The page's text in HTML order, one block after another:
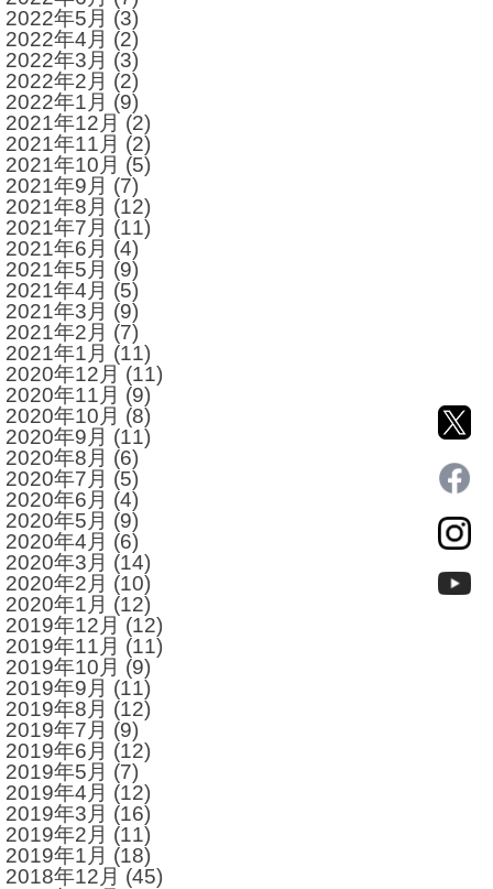
2022年5月 (3)
2022年4月 (2)
2022年3月 (3)
2022年2月 (2)
2022年1月 (9)
2021年12月 (2)
2021年11月 (2)
2021年10月 (5)
2021年9月 (7)
2021年8月 (12)
2021年7月 (11)
2021年6月 (4)
2021年5月 (9)
2021年4月 (5)
2021年3月 (9)
2021年2月 (7)
2021年1月 (11)
2020年12月 (11)
2020年11月 (9)
2020年10月 (8)
2020年9月 (11)
2020年8月 (6)
2020年7月 (5)
2020年6月 (4)
2020年5月 (9)
2020年4月 (6)
2020年3月 (14)
2020年2月 (10)
2020年1月 (12)
2019年12月 (12)
2019年11月 (11)
2019年10月 (9)
2019年9月 (11)
2019年8月 (12)
2019年7月 (9)
2019年6月 (12)
2019年5月 (7)
2019年4月 (12)
2019年3月 (16)
2019年2月 (11)
2019年1月 (18)
2018年12月 (45)